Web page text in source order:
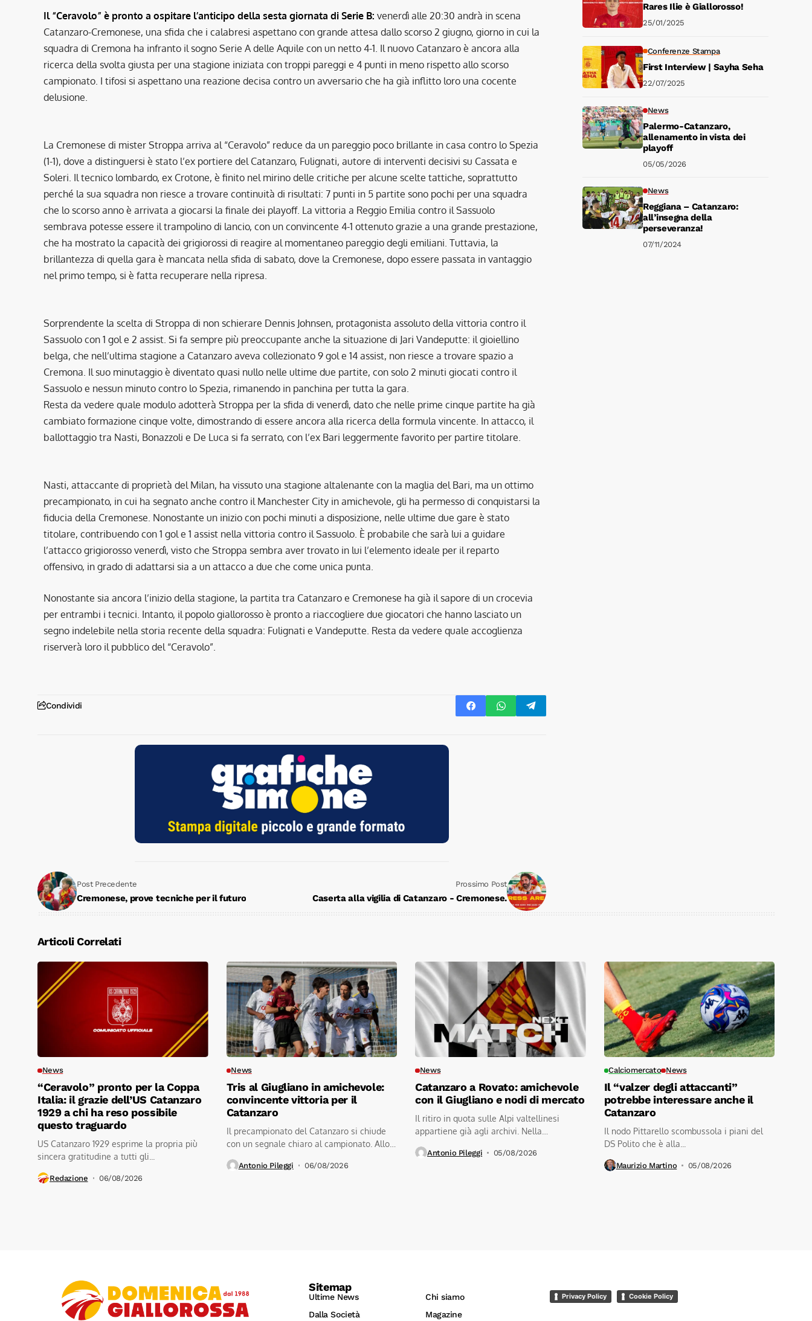
Il “Ceravolo” è pronto a ospitare l’anticipo della sesta giornata di Serie B: venerdì alle 20:30 andrà in scena
Catanzaro-Cremonese, una sfida che i calabresi aspettano con grande attesa dallo scorso 2 giugno, giorno in cui la
squadra di Cremona ha infranto il sogno Serie A delle Aquile con un netto 4-1. Il nuovo Catanzaro è ancora alla
ricerca della svolta giusta per una stagione iniziata con troppi pareggi e 4 punti in meno rispetto allo scorso
campionato. I tifosi si aspettano una reazione decisa contro un avversario che ha già inflitto loro una cocente
delusione.
La Cremonese di mister Stroppa arriva al “Ceravolo” reduce da un pareggio poco brillante in casa contro lo Spezia
(1-1), dove a distinguersi è stato l’ex portiere del Catanzaro, Fulignati, autore di interventi decisivi su Cassata e
Soleri. Il tecnico lombardo, ex Crotone, è finito nel mirino delle critiche per alcune scelte tattiche, soprattutto
perché la sua squadra non riesce a trovare continuità di risultati: 7 punti in 5 partite sono pochi per una squadra
che lo scorso anno è arrivata a giocarsi la finale dei playoff. La vittoria a Reggio Emilia contro il Sassuolo
sembrava potesse essere il trampolino di lancio, con un convincente 4-1 ottenuto grazie a una grande prestazione,
che ha mostrato la capacità dei grigiorossi di reagire al momentaneo pareggio degli emiliani. Tuttavia, la
brillantezza di quella gara è mancata nella sfida di sabato, dove la Cremonese, dopo essere passata in vantaggio
nel primo tempo, si è fatta recuperare nella ripresa.
Sorprendente la scelta di Stroppa di non schierare Dennis Johnsen, protagonista assoluto della vittoria contro il
Sassuolo con 1 gol e 2 assist. Si fa sempre più preoccupante anche la situazione di Jari Vandeputte: il gioiellino
belga, che nell’ultima stagione a Catanzaro aveva collezionato 9 gol e 14 assist, non riesce a trovare spazio a
Cremona. Il suo minutaggio è diventato quasi nullo nelle ultime due partite, con solo 2 minuti giocati contro il
Sassuolo e nessun minuto contro lo Spezia, rimanendo in panchina per tutta la gara.
Resta da vedere quale modulo adotterà Stroppa per la sfida di venerdì, dato che nelle prime cinque partite ha già
cambiato formazione cinque volte, dimostrando di essere ancora alla ricerca della formula vincente. In attacco, il
ballottaggio tra Nasti, Bonazzoli e De Luca si fa serrato, con l’ex Bari leggermente favorito per partire titolare.
Nasti, attaccante di proprietà del Milan, ha vissuto una stagione altalenante con la maglia del Bari, ma un ottimo
precampionato, in cui ha segnato anche contro il Manchester City in amichevole, gli ha permesso di conquistarsi la
fiducia della Cremonese. Nonostante un inizio con pochi minuti a disposizione, nelle ultime due gare è stato
titolare, contribuendo con 1 gol e 1 assist nella vittoria contro il Sassuolo. È probabile che sarà lui a guidare
l’attacco grigiorosso venerdì, visto che Stroppa sembra aver trovato in lui l’elemento ideale per il reparto
offensivo, in grado di adattarsi sia a un attacco a due che come unica punta.
Nonostante sia ancora l’inizio della stagione, la partita tra Catanzaro e Cremonese ha già il sapore di un crocevia
per entrambi i tecnici. Intanto, il popolo giallorosso è pronto a riaccogliere due giocatori che hanno lasciato un
segno indelebile nella storia recente della squadra: Fulignati e Vandeputte. Resta da vedere quale accoglienza
riserverà loro il pubblico del “Ceravolo”.
Condividi
Post Precedente
Cremonese, prove tecniche per il futuro
Prossimo Post
Caserta alla vigilia di Catanzaro - Cremonese.
Rares Ilie è Giallorosso!
25/01/2025
Conferenze Stampa
First Interview | Sayha Seha
22/07/2025
News
Palermo-Catanzaro,
allenamento in vista dei
playoff
05/05/2026
News
Reggiana – Catanzaro:
all’insegna della
perseveranza!
07/11/2024
Articoli Correlati
News
“Ceravolo” pronto per la Coppa
Italia: il grazie dell’US Catanzaro
1929 a chi ha reso possibile
questo traguardo
US Catanzaro 1929 esprime la propria più
sincera gratitudine a tutti gli...
Redazione 06/08/2026
News
Tris al Giugliano in amichevole:
convincente vittoria per il
Catanzaro
Il precampionato del Catanzaro si chiude
con un segnale chiaro al campionato. Allo
stadio...
Antonio Pileggi 06/08/2026
News
Catanzaro a Rovato: amichevole
con il Giugliano e nodi di mercato
Il ritiro in quota sulle Alpi valtellinesi
appartiene già agli archivi. Nella
mattinata...
Antonio Pileggi 05/08/2026
Calciomercato News
Il “valzer degli attaccanti”
potrebbe interessare anche il
Catanzaro
Il nodo Pittarello scombussola i piani del
DS Polito che è alla...
Maurizio Martino 05/08/2026
Sitemap
Ultime News
Chi siamo
Dalla Società
Magazine
Privacy Policy Cookie Policy